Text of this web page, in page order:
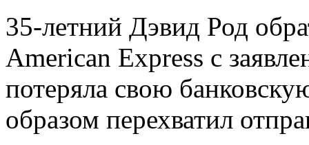
35-летний Дэвид Род
American Express с
потеряла свою
образом перехватил